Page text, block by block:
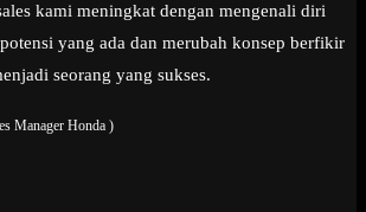
kami meningkat dengan mengenali diri
yang ada dan merubah konsep berfikir
seorang yang sukses.
Manager Honda )